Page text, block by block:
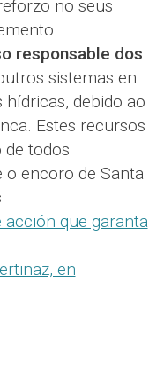
no seus
responsable dos
sistemas en
debido ao
Estes recursos
de todos
o encoro de Santa
acción que garanta
en